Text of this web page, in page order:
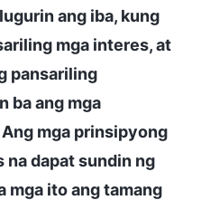
ang iba, kung
mga interes, at
pansariling
ba ang mga
Ang mga prinsipyong
na dapat sundin ng
mga ito ang tamang